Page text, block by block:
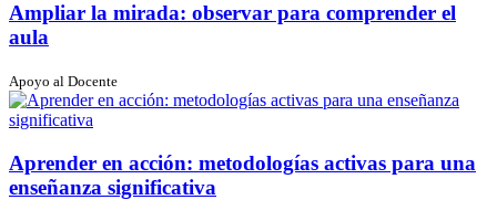
Ampliar la mirada: observar para comprender el
aula
Apoyo al Docente
Aprender en acción: metodologías activas para una
enseñanza significativa